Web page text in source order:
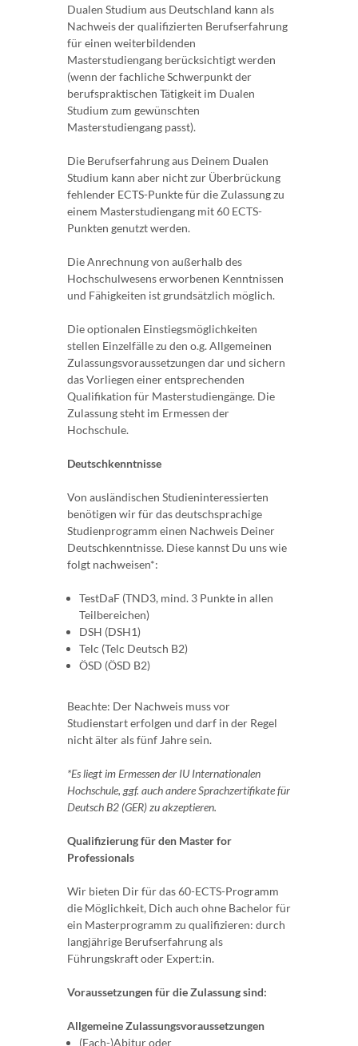
Dualen Studium aus Deutschland kann als
Nachweis der qualifizierten Berufserfahrung
für einen weiterbildenden
Masterstudiengang berücksichtigt werden
(wenn der fachliche Schwerpunkt der
berufspraktischen Tätigkeit im Dualen
Studium zum gewünschten
Masterstudiengang passt).
Die Berufserfahrung aus Deinem Dualen
Studium kann aber nicht zur Überbrückung
fehlender ECTS-Punkte für die Zulassung zu
einem Masterstudiengang mit 60 ECTS-
Punkten genutzt werden.
Die Anrechnung von außerhalb des
Hochschulwesens erworbenen Kenntnissen
und Fähigkeiten ist grundsätzlich möglich.
Die optionalen Einstiegsmöglichkeiten
stellen Einzelfälle zu den o.g. Allgemeinen
Zulassungsvoraussetzungen dar und sichern
das Vorliegen einer entsprechenden
Qualifikation für Masterstudiengänge. Die
Zulassung steht im Ermessen der
Hochschule.
Deutschkenntnisse
Von ausländischen Studieninteressierten
benötigen wir für das deutschsprachige
Studienprogramm einen Nachweis Deiner
Deutschkenntnisse. Diese kannst Du uns wie
folgt nachweisen*:
TestDaF (TND3, mind. 3 Punkte in allen
Teilbereichen)
DSH (DSH1)
Telc (Telc Deutsch B2)
ÖSD (ÖSD B2)
Beachte: Der Nachweis muss vor
Studienstart erfolgen und darf in der Regel
nicht älter als fünf Jahre sein.
*Es liegt im Ermessen der IU Internationalen
Hochschule, ggf. auch andere Sprachzertifikate für
Deutsch B2 (GER) zu akzeptieren.
Qualifizierung für den Master for
Professionals
Wir bieten Dir für das 60-ECTS-Programm
die Möglichkeit, Dich auch ohne Bachelor für
ein Masterprogramm zu qualifizieren: durch
langjährige Berufserfahrung als
Führungskraft oder Expert:in.
Voraussetzungen für die Zulassung sind:
Allgemeine Zulassungsvoraussetzungen
(Fach-)Abitur oder